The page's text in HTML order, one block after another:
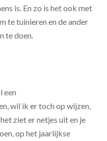
is. En zo is het ook met
te tuinieren en de ander
te doen.
een
wil ik er toch op wijzen,
ziet er netjes uit en je
op het jaarlijkse